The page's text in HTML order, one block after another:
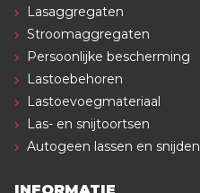
Lasaggregaten
Stroomaggregaten
Persoonlijke bescherming
Lastoebehoren
Lastoevoegmateriaal
Las- en snijtoortsen
Autogeen lassen en snijden